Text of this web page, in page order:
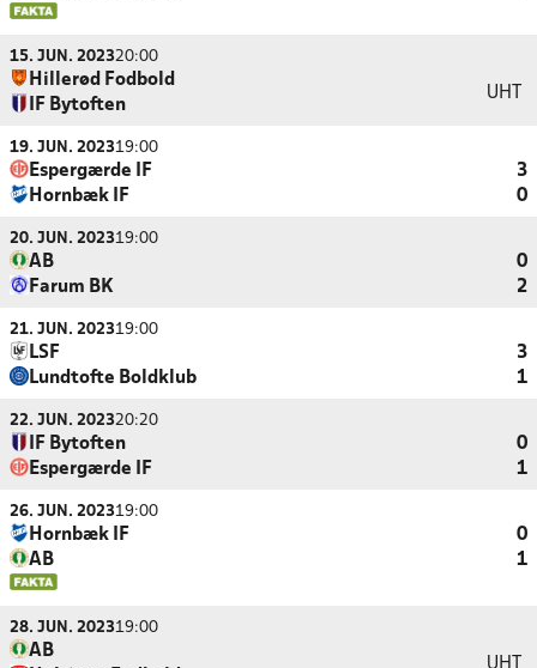
15. JUN. 202320:00
Hillerød Fodbold
IF Bytoften
UHT
19. JUN. 202319:00
Espergærde IF
3
Hornbæk IF
0
20. JUN. 202319:00
AB
0
Farum BK
2
21. JUN. 202319:00
LSF
3
Lundtofte Boldklub
1
22. JUN. 202320:20
IF Bytoften
0
Espergærde IF
1
26. JUN. 202319:00
Hornbæk IF
0
AB
1
28. JUN. 202319:00
AB
UHT